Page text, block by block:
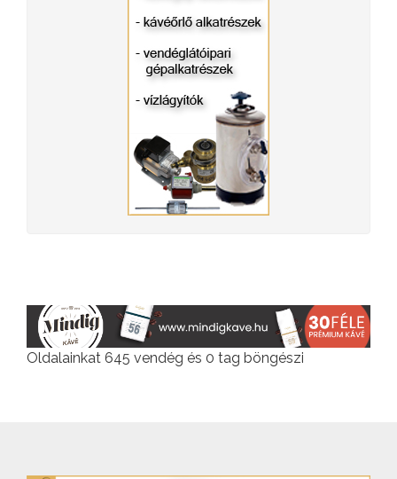
Oldalainkat 645 vendég és 0 tag böngészi